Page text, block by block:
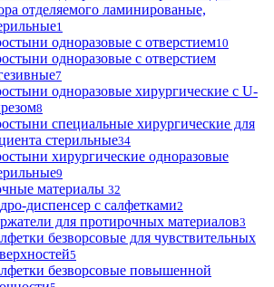
отделяемого ламинированые,
1
одноразовые с отверстием10
одноразовые с отверстием
7
одноразовые хирургические с U-
8
специальные хирургические для
стерильные34
хирургические одноразовые
9
материалы 32
диспенсер с салфетками2
для протирочных материалов3
безворсовые для чувствительных
5
безворсовые повышенной